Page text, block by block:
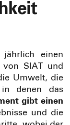
einen
von SIAT und
Umwelt, die
in denen das
gibt einen
und die